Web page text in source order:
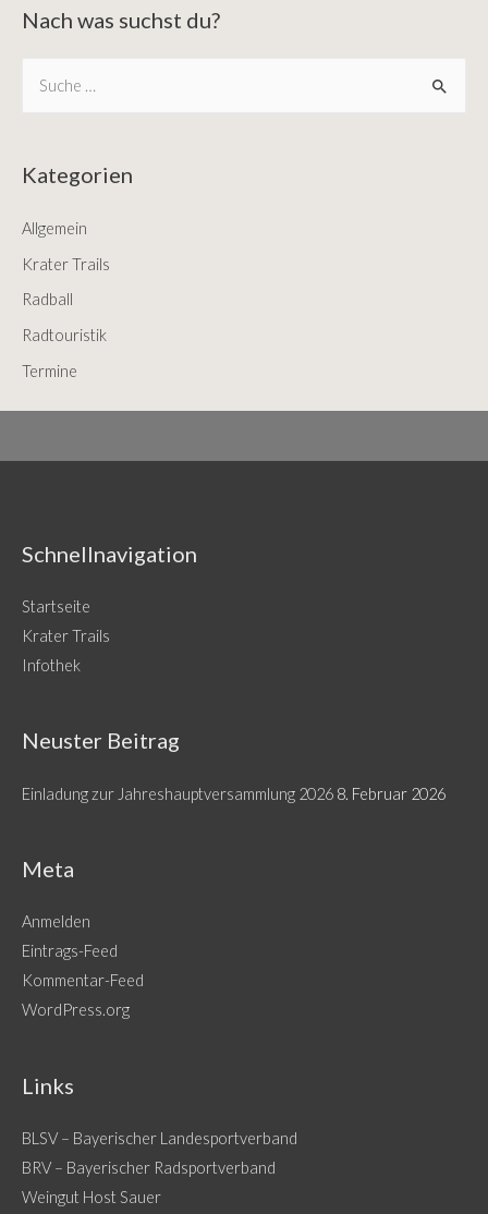
Nach was suchst du?
r
h
f
o
r
Kategorien
Allgemein
Krater Trails
Radball
Radtouristik
Termine
Schnellnavigation
Startseite
Krater Trails
Infothek
Neuster Beitrag
Einladung zur Jahreshauptversammlung 2026 8. Februar 2026
Meta
Anmelden
Eintrags-Feed
Kommentar-Feed
WordPress.org
Links
BLSV – Bayerischer Landesportverband
BRV – Bayerischer Radsportverband
Weingut Host Sauer